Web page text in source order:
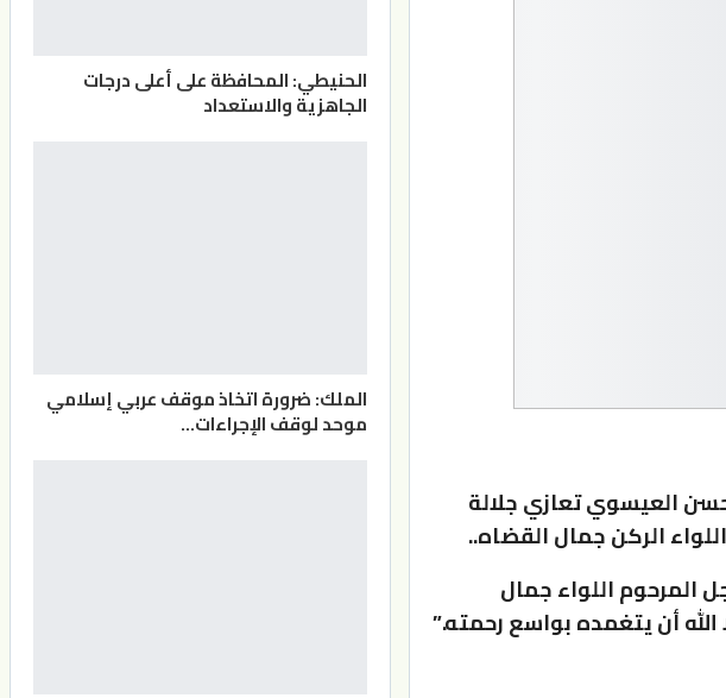
العيسوي تعازي جلالة
الركن جمال القضاه..
المرحوم اللواء جمال
أن يتغمده بواسع رحمته.”
الحنيطي: المحافظة على أعلى درجات
الجاهزية والاستعداد
الملك: ضرورة اتخاذ موقف عربي إسلامي
موحد لوقف الإجراءات…